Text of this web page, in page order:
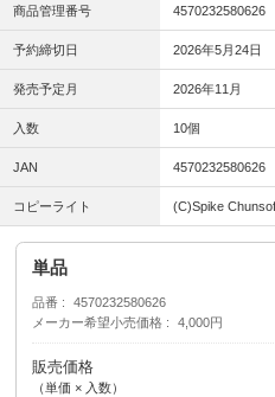
商品管理番号 4570232580626
予約締切日 2026年5月24日
発売予定月 2026年11月
入数 10個
JAN 4570232580626
コピーライト (C)Spike
単品
品番
4570232580626
メーカー希望小売価格
4,000円
販売価格
（単価 × 入数）